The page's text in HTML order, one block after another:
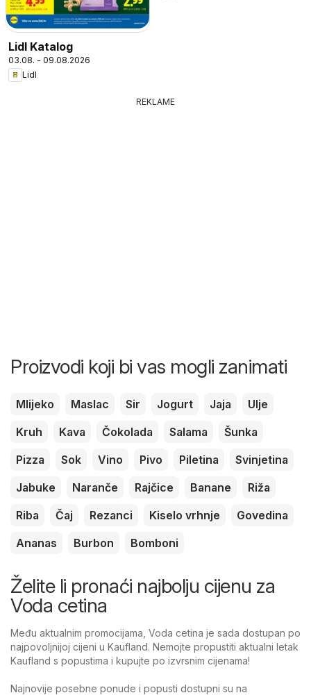
Lidl Katalog
03.08. - 09.08.2026
Lidl
REKLAME
Proizvodi koji bi vas mogli zanimati
Mlijeko Maslac Sir Jogurt Jaja
Ulje
Kruh
Kava Čokolada Salama
Šunka
Pizza
Sok Vino Pivo Piletina
Svinjetina
Jabuke
Naranče Rajčice Banane
Riža
Riba
Čaj Rezanci Kiselo vrhnje
Govedina
Ananas
Burbon Bomboni
Želite li pronaći najbolju cijenu za
Voda cetina
Među aktualnim promocijama, Voda cetina je sada dostupan po
najpovoljnijoj cijeni u Kaufland. Nemojte propustiti aktualni letak
Kaufland s popustima i kupujte po izvrsnim cijenama!
Najnovije posebne ponude i popusti dostupni su na